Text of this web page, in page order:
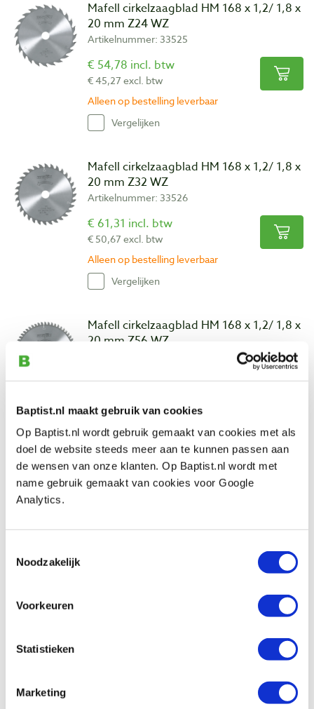
Baptist.nl maakt gebruik van cookies
Op Baptist.nl wordt gebruik gemaakt van cookies met als
doel de website steeds meer aan te kunnen passen aan
de wensen van onze klanten. Op Baptist.nl wordt met
name gebruik gemaakt van cookies voor Google
Analytics.
Noodzakelijk
Voorkeuren
Statistieken
Marketing
Mafell cirkelzaagblad HM 168 x 1,2/ 1,8 x
20 mm Z24 WZ
Artikelnummer: 33525
€ 54,78 incl. btw
€ 45,27 excl. btw
Alleen op bestelling leverbaar
Vergelijken
Mafell cirkelzaagblad HM 168 x 1,2/ 1,8 x
20 mm Z32 WZ
Artikelnummer: 33526
€ 61,31 incl. btw
€ 50,67 excl. btw
Alleen op bestelling leverbaar
Vergelijken
Mafell cirkelzaagblad HM 168 x 1,2/ 1,8 x
20 mm Z56 WZ
€ 77,10 incl. btw
Alleen op bestelling leverbaar
Vergelijken
Mafell cirkelzaagblad HM 185 x 1,2 / 1,8 x
Mafell cirkelzaagblad HM 185 x 1,2 / 1,8 x